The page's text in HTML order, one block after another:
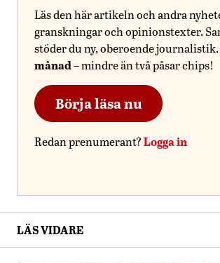
Läs den här artikeln och andra
granskningar och opinionstexter.
stöder du ny, oberoende journalistik.
månad– mindre än två påsar chips!
Börja läsa nu
Redan prenumerant?Logga in
LÄS VIDARE